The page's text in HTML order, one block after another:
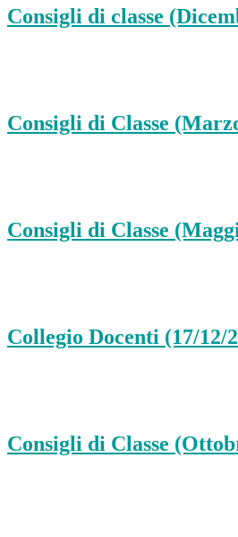
Consigli di classe
Consigli di Classe
Consigli di Classe
Collegio Docenti (17/12/
Consigli di Classe